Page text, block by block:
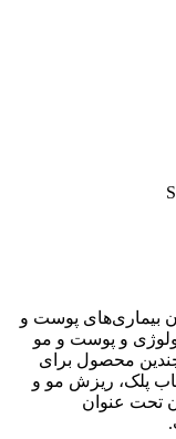
بیماری‌های پوست و
و پوست و مو
محصول برای
پلک، ریزش مو و
تحت عنوان